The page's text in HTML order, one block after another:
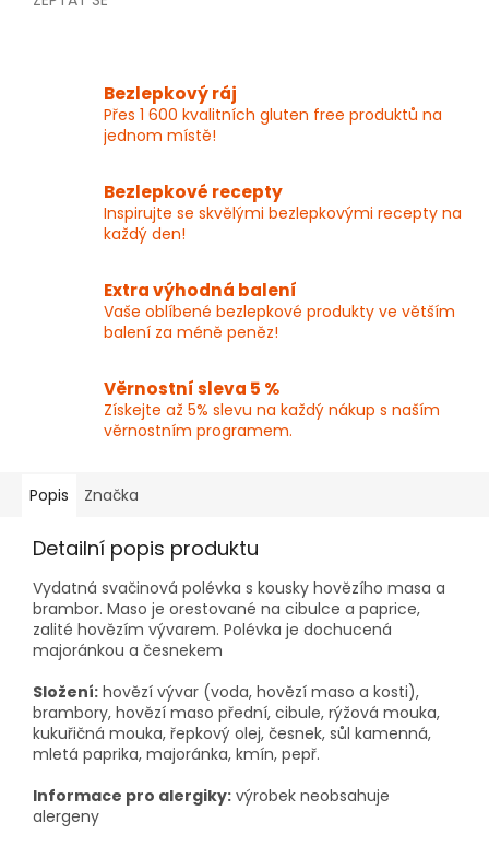
Bezlepkový ráj
Přes 1 600 kvalitních gluten free produktů na
jednom místě!
Bezlepkové recepty
Inspirujte se skvělými bezlepkovými recepty na
každý den!
Extra výhodná balení
Vaše oblíbené bezlepkové produkty ve větším
balení za méně peněz!
Věrnostní sleva 5 %
Získejte až 5% slevu na každý nákup s naším
věrnostním programem.
Popis Značka
Detailní popis produktu
Vydatná svačinová polévka s kousky hovězího masa a
brambor. Maso je orestované na cibulce a paprice,
zalité hovězím vývarem. Polévka je dochucená
majoránkou a česnekem
Složení: hovězí vývar (voda, hovězí maso a kosti),
brambory, hovězí maso přední, cibule, rýžová mouka,
kukuřičná mouka, řepkový olej, česnek, sůl kamenná,
mletá paprika, majoránka, kmín, pepř.
Informace pro alergiky: výrobek neobsahuje
alergeny